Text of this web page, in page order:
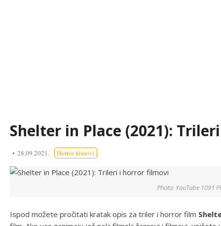
Shelter in Place (2021):
28.09.2021. Horror filmovi
Photo: YouTube 1091
Ispod možete pročitati kratak opis za triler i horror film